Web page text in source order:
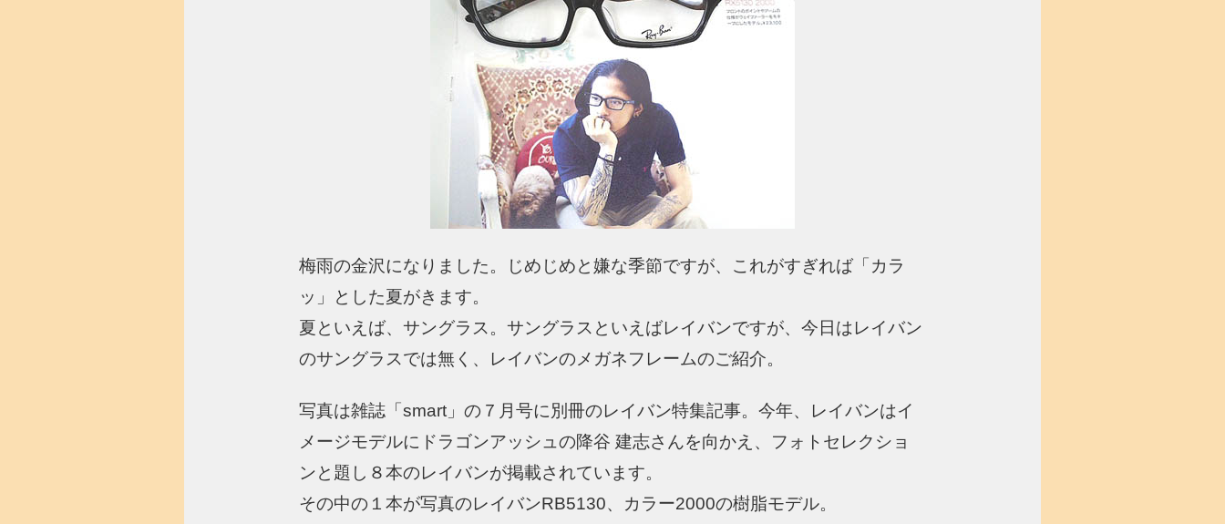
梅雨の金沢になりました。じめじめと嫌な季節ですが、これがすぎれば「カラ
ッ」とした夏がきます。
夏といえば、サングラス。サングラスといえばレイバンですが、今日はレイバン
のサングラスでは無く、レイバンのメガネフレームのご紹介。
写真は雑誌「smart」の７月号に別冊のレイバン特集記事。今年、レイバンはイ
メージモデルにドラゴンアッシュの降谷 建志さんを向かえ、フォトセレクショ
ンと題し８本のレイバンが掲載されています。
その中の１本が写真のレイバンRB5130、カラー2000の樹脂モデル。